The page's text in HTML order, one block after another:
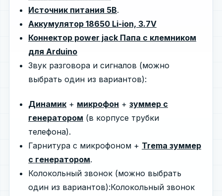
Источник питания 5В.
Аккумулятор 18650 Li-ion, 3.7V
Коннектор power jack Папа с клемником
для Arduino
Звук разговора и сигналов (можно
выбрать один из вариантов):
Динамик + микрофон + зуммер с
генератором (в корпусе трубки
телефона).
Гарнитура с микрофоном + Trema зуммер
с генератором.
Колокольный звонок (можно выбрать
один из вариантов):Колокольный звонок